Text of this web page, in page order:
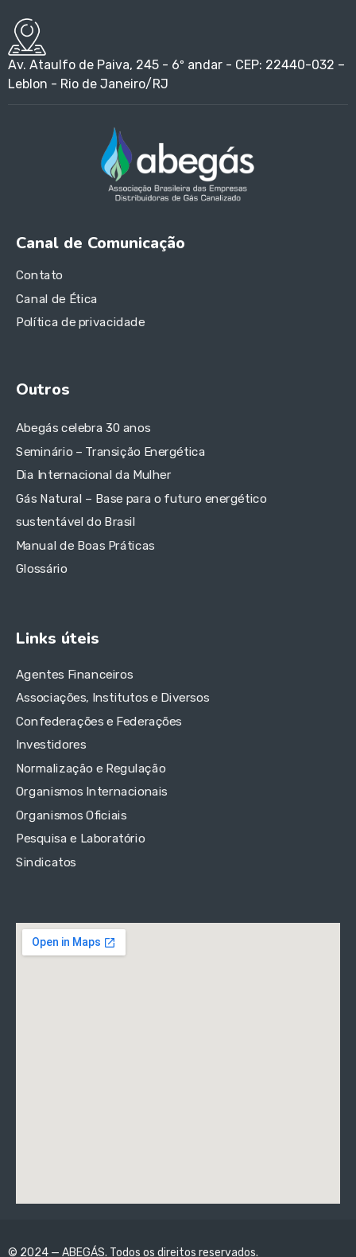
Av. Ataulfo de Paiva, 245 - 6º andar - CEP: 22440-032 –
Leblon - Rio de Janeiro/RJ
Canal de Comunicação
Contato
Canal de Ética
Política de privacidade
Outros
Abegás celebra 30 anos
Seminário – Transição Energética
Dia Internacional da Mulher
Gás Natural – Base para o futuro energético
sustentável do Brasil
Manual de Boas Práticas
Glossário
Links úteis
Agentes Financeiros
Associações, Institutos e Diversos
Confederações e Federações
Investidores
Normalização e Regulação
Organismos Internacionais
Organismos Oficiais
Pesquisa e Laboratório
Sindicatos
© 2024 — ABEGÁS. Todos os direitos reservados.